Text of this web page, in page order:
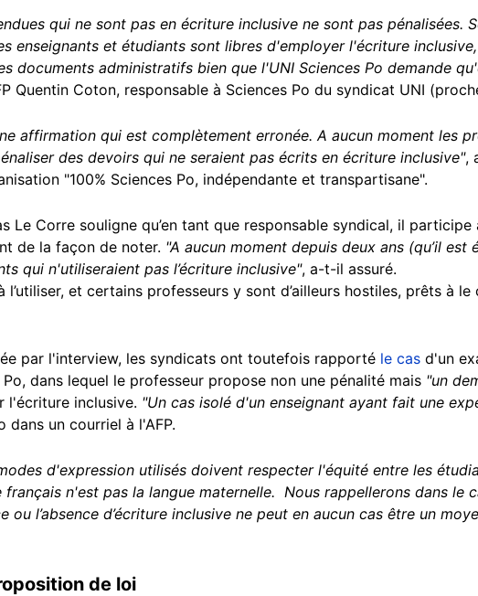
qui ne sont pas en écriture inclusive ne sont pas pénalisées.
enseignants et étudiants sont libres d'employer l'écriture
documents administratifs bien que l'UNI Sciences Po demande
Quentin Coton, responsable à Sciences Po du syndicat UNI
affirmation qui est complètement erronée. A aucun moment les
des devoirs qui ne seraient pas écrits en écriture inclusive",
"100% Sciences Po, indépendante et transpartisane".
Le Corre souligne qu’en tant que responsable syndical, il
de la façon de noter. "A aucun moment depuis deux ans (qu’il est
qui n'utiliseraient pas l’écriture inclusive", a-t-il assuré.
l’utiliser, et certains professeurs y sont d’ailleurs hostiles, prêts à le
par l'interview, les syndicats ont toutefois rapporté le cas d'un
dans lequel le professeur propose non une pénalité mais "un
l'écriture inclusive. "Un cas isolé d'un enseignant ayant fait une
dans un courriel à l'AFP.
d'expression utilisés doivent respecter l'équité entre les
n'est pas la langue maternelle. Nous rappellerons dans le
ou l’absence d’écriture inclusive ne peut en aucun cas être un
de loi